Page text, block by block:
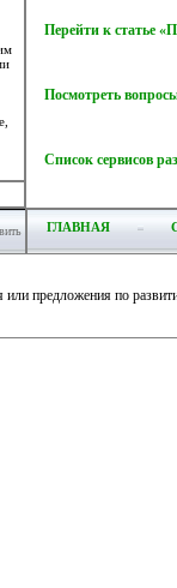
Перейти к статье
Посмотреть
Список сервисов
ГЛАВНАЯ
или предложения по